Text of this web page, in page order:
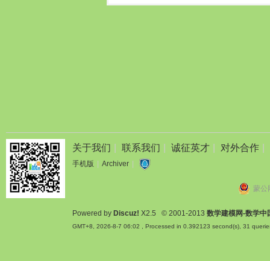
关于我们 联系我们 诚征英才 对外合作
手机版 Archiver
蒙公
Powered by Discuz! X2.5 © 2001-2013 数学建模网-数学中
GMT+8, 2026-8-7 06:02 , Processed in 0.392123 second(s), 31